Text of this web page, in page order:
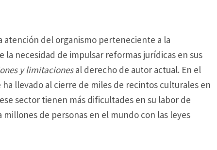
atención del organismo perteneciente a la
la necesidad de impulsar reformas jurídicas en sus
y limitacionesal derecho de autor actual. En el
llevado al cierre de miles de recintos culturales en
sector tienen más dificultades en su labor de
de personas en el mundo con las leyes